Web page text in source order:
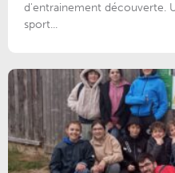
d'entrainement découverte.
sport...